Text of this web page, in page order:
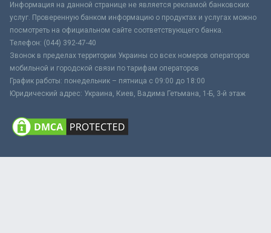
Информация на данной странице не является рекламой банковских
услуг. Проверенную банком информацию о продуктах и услугах можно
посмотреть на официальном сайте соответствующего банка.
Телефон: (044) 392-47-40
Звонок в пределах территории Украины со всех номеров операторов
мобильной и городской связи по тарифам операторов
График работы: понедельник – пятница с 09:00 до 18:00
Юридический адрес: Украина, Киев, Вадима Гетьмана, 1-Б, 3-й этаж